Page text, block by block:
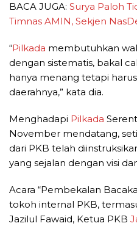
BACA JUGA: Surya Paloh
Timnas AMIN, Sekjen
“Pilkada membutuhkan
dengan sistematis, bakal
hanya menang tetapi
daerahnya,” kata dia.
Menghadapi Pilkada
November mendatang,
dari PKB telah
yang sejalan dengan visi
Acara “Pembekalan
tokoh internal PKB,
Jazilul Fawaid, Ketua PKB